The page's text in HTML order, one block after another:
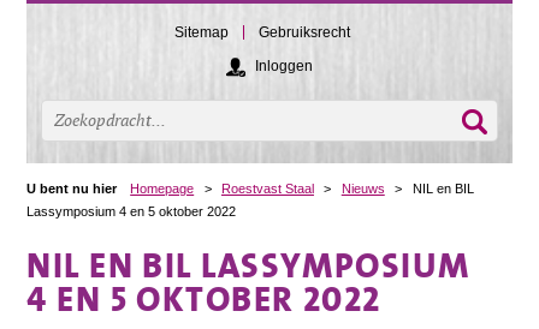
Sitemap
Gebruiksrecht
Inloggen
U bent nu hier Homepage > Roestvast Staal > Nieuws >
NIL en BIL
Lassymposium 4 en 5 oktober 2022
NIL EN BIL LASSYMPOSIUM
4 EN 5 OKTOBER 2022